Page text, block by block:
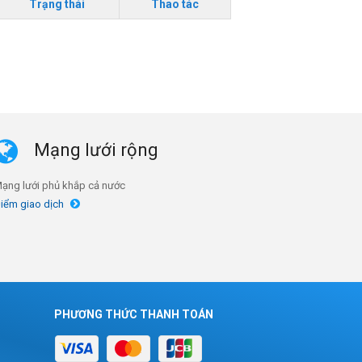
Trạng thái Thao tác
Mạng lưới rộng
lưới phủ khắp cả nước
giao dịch
PHƯƠNG THỨC THANH TOÁN